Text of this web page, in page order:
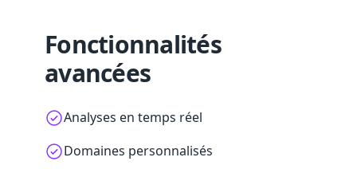
Fonctionnalités
avancées
Analyses en temps réel
Domaines personnalisés